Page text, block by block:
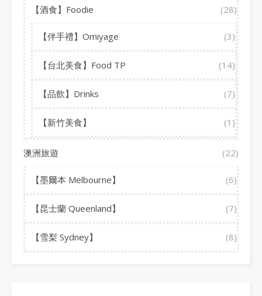
【酒食】Foodie (28)
【伴手禮】Omiyage (3)
【台北美食】Food TP (14)
【品飲】Drinks (7)
【新竹美食】 (1)
澳洲旅遊 (22)
【墨爾本 Melbourne】 (6)
【昆士蘭 Queenland】 (7)
【雪梨 Sydney】 (8)